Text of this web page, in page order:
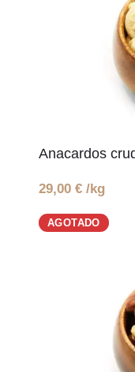
Anacardos
29,00 € /kg
AGOTADO